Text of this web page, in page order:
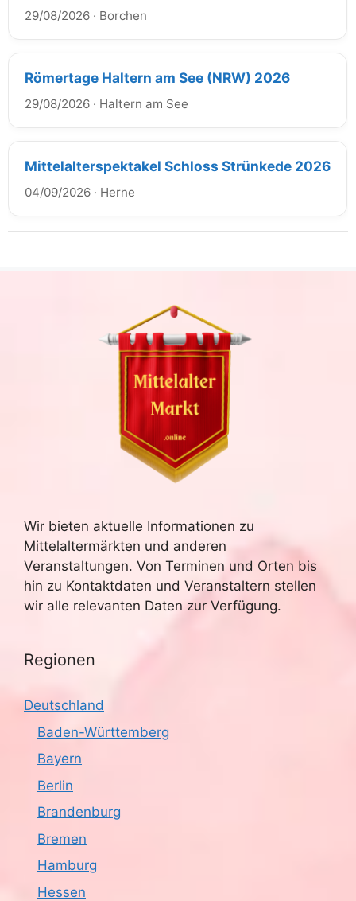
29/08/2026 · Borchen
Römertage Haltern am See (NRW) 2026
29/08/2026 · Haltern am See
Mittelalterspektakel Schloss Strünkede 2026
04/09/2026 · Herne
Wir bieten aktuelle Informationen zu
Mittelaltermärkten und anderen
Veranstaltungen. Von Terminen und Orten bis
hin zu Kontaktdaten und Veranstaltern stellen
wir alle relevanten Daten zur Verfügung.
Regionen
Deutschland
Baden-Württemberg
Bayern
Berlin
Brandenburg
Bremen
Hamburg
Hessen